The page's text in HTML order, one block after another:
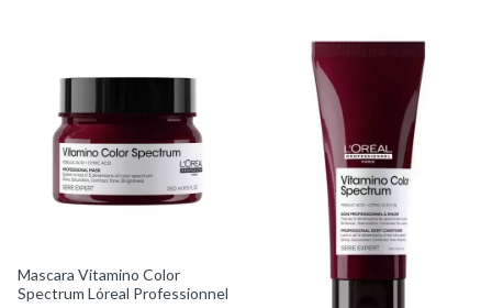
Mascara Vitamino Color
Spectrum Lóreal Professionnel